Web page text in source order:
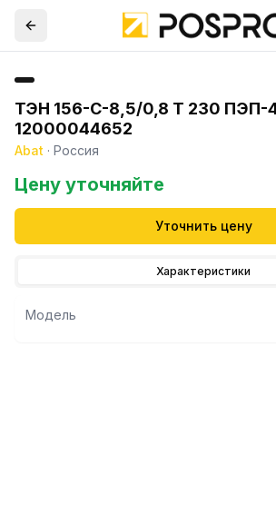
ТЭН 156-С-8,5/0,8 Т 230 ПЭП-
12000044652
Abat · Россия
Цену уточняйте
Уточнить цену
Характеристики
Модель